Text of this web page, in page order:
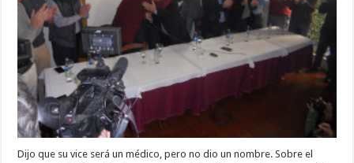
Dijo que su vice será un médico, pero no dio un nombre. Sobre el